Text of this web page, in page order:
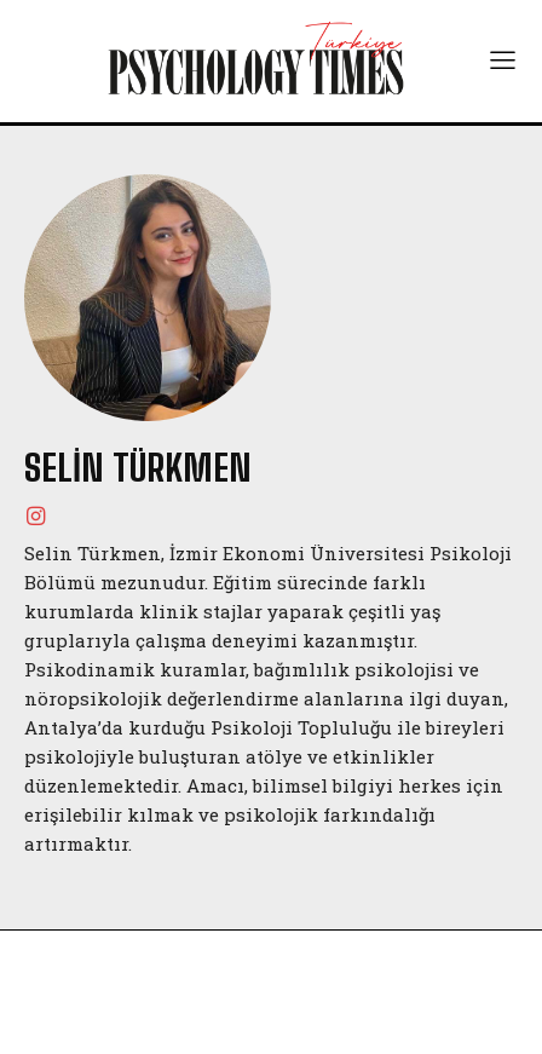
SELIN TÜRKMEN
Selin Türkmen, İzmir Ekonomi Üniversitesi Psikoloji
Bölümü mezunudur. Eğitim sürecinde farklı
kurumlarda klinik stajlar yaparak çeşitli yaş
gruplarıyla çalışma deneyimi kazanmıştır.
Psikodinamik kuramlar, bağımlılık psikolojisi ve
nöropsikolojik değerlendirme alanlarına ilgi duyan,
Antalya’da kurduğu Psikoloji Topluluğu ile bireyleri
psikolojiyle buluşturan atölye ve etkinlikler
düzenlemektedir. Amacı, bilimsel bilgiyi herkes için
erişilebilir kılmak ve psikolojik farkındalığı
artırmaktır.